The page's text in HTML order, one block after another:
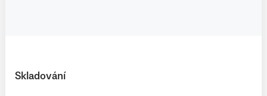
Skladování